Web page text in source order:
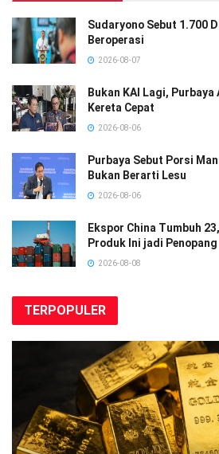
Sudaryono Sebut 1.700
Beroperasi
2026-08-07
Bukan KAI Lagi, Purbaya
Kereta Cepat
2026-08-06
Purbaya Sebut Porsi
Bukan Berarti Lesu
2026-08-06
Ekspor China Tumbuh
Produk Ini jadi Penopang
2026-08-08
TERPOPULER